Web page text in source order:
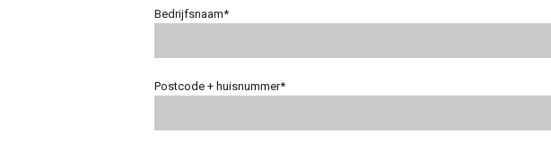
Bedrijfsnaam*
Postcode + huisnummer*